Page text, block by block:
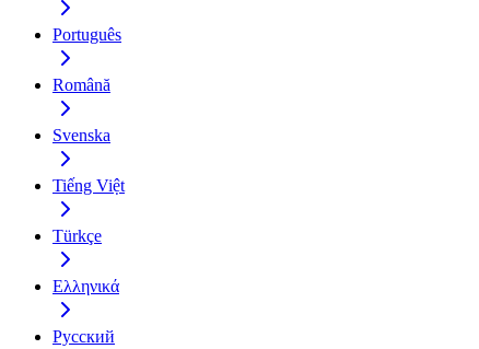
Português
Română
Svenska
Tiếng Việt
Türkçe
Ελληνικά
Русский